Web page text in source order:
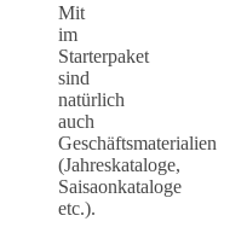
Mit
im
Starterpaket
sind
natürlich
auch
Geschäftsmaterialien
(Jahreskataloge,
Saisaonkataloge
etc.).